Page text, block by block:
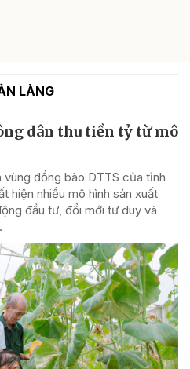
LÀNG
dân thu tiền tỷ từ mô
vùng đồng bào DTTS của tỉnh
hiện nhiều mô hình sản xuất
đầu tư, đổi mới tư duy và